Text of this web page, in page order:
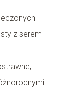
z serem